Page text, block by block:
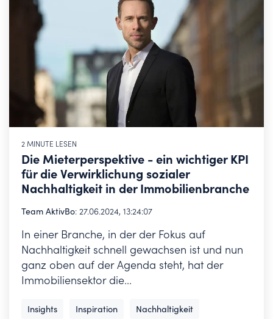
2 MINUTE LESEN
Die Mieterperspektive - ein wichtiger KPI
für die Verwirklichung sozialer
Nachhaltigkeit in der Immobilienbranche
Team AktivBo: 27.06.2024, 13:24:07
In einer Branche, in der der Fokus auf
Nachhaltigkeit schnell gewachsen ist und nun
ganz oben auf der Agenda steht, hat der
Immobiliensektor die...
Insights Inspiration Nachhaltigkeit